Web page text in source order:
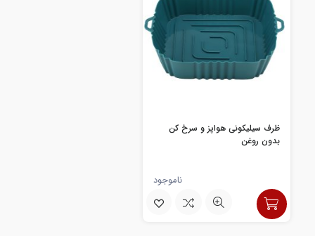
ظرف سیلیکونی هواپز و سرخ کن
بدون روغن
ناموجود